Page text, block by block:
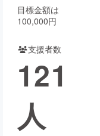
コミュニティ
目標金額は
100,000円
支援者数
121
人